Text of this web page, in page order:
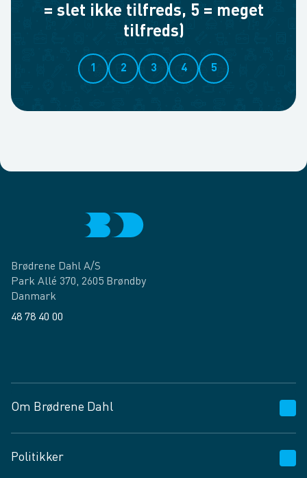
= slet ikke tilfreds, 5 = meget
tilfreds)
1 2 3 4 5
Brødrene Dahl A/S
Park Allé 370, 2605 Brøndby
Danmark
48 78 40 00
Om Brødrene Dahl
Vagttelefon 30 10 89 89
Politikker